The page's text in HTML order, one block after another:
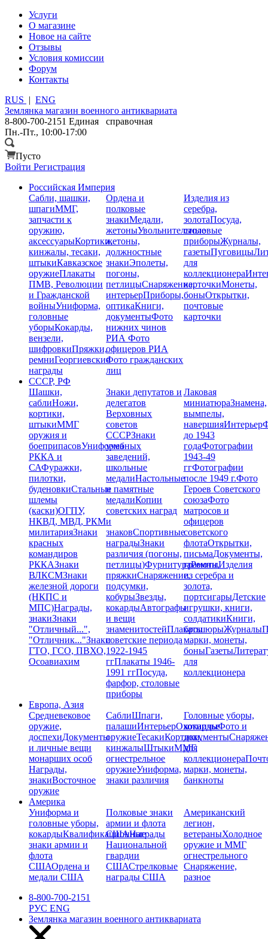
Услуги
О магазине
Новое на сайте
Отзывы
Условия комиссии
Форум
Контакты
RUS | ENG
Землянка магазин военного антиквариата
8-800-700-2151 Единая справочная
Пн.-Пт., 10:00-17:00
Пусто
Войти Регистрация
Российская Империя
Сабли, шашки,
шпагиММГ,
запчасти к
оружию,
аксессуарыКортики,
кинжалы, тесаки,
штыкиКавказское
оружиеПлакаты
ПМВ, Революции
и Гражданской
войныУниформа,
головные
уборыКокарды,
вензели,
шифровкиПряжки,
ремниГеоргиевские
награды
Ордена и
полковые
знакиМедали,
жетоныУвольнительные
жетоны,
должностные
знакиЭполеты,
погоны,
петлицыСнаряжение,
интерьерПриборы,
оптикаКниги,
документыФото
нижних чинов
РИАФото
офицеров РИА
Фото гражданских
лиц
Изделия из
серебра,
золотаПосуда,
столовые
приборыЖурналы,
газетыПуговицы
для
коллекционера
карточкиМонеты,
боныОткрытки,
почтовые
карточки
СССР, РФ
Шашки,
саблиНожи,
кортики,
штыкиММГ
оружия и
боеприпасовУниформа
РККА и
САФуражки,
пилотки,
буденовкиСтальные
шлемы
(каски)ОГПУ,
НКВД, МВД, РКМ
милитарияЗнаки
красных
командиров
РККАЗнаки
ВЛКСМЗнаки
железной дороги
(НКПС и
МПС)Награды,
знакиЗнаки
"Отличный...",
"Отличник..."Знаки
ГТО, ГСО, ПВХО,
Осоавиахим
Знаки депутатов и
делегатов
Верховных
советов
СССРЗнаки
учебных
заведений,
школьные
медалиНастольные
и памятные
медалиКопии
советских наград
и
знаковСпортивные
наградыЗнаки
различия (погоны,
петлицы)ФурнитураРемни,
пряжкиСнаряжение,
подсумки,
кобурыЗвезды,
кокардыАвтографы
и вещи
знаменитостейПлакаты
советские периода
1922-1945
ггПлакаты 1946-
1991 ггПосуда,
фарфор, столовые
приборы
Лаковая
миниатюраЗнамена,
вымпелы,
навершияИнтерьер
до 1943
годаФотографии
1943-49
ггФотографии
после 1949 г.Фото
Героев Советского
союзаФото
матросов и
офицеров
советского
флотаОткрытки,
письмаДокументы,
грамотыИзделия
из серебра и
золота,
портсигарыДетские
игрушки, книги,
солдатикиКниги,
брошюрыЖурналы
марки, монеты,
боныГазеты
для
коллекционера
Европа, Азия
Средневековое
оружие,
доспехиДокументы
и личные вещи
монарших особ
Награды,
знакиВосточное
оружие
СаблиШпаги,
палашиИнтерьерОхотничье
оружиеТесакиКортики,
кинжалыШтыкиММГ,
огнестрельное
оружиеУниформа,
знаки различия
Головные уборы,
кокардыФото и
документы
для
коллекционера
марки, монеты,
банкноты
Америка
Униформа и
головные уборы,
кокардыКвалификационные
знаки армии и
флота
СШАОрдена и
медали США
Полковые знаки
армии и флота
СШАНаграды
Национальной
гвардии
СШАСтрелковые
награды США
Американский
легион,
ветераныХолодное
оружие и ММГ
огнестрельного
Снаряжение,
разное
8-800-700-2151
РУС ENG
Землянка магазин военного антиквариата